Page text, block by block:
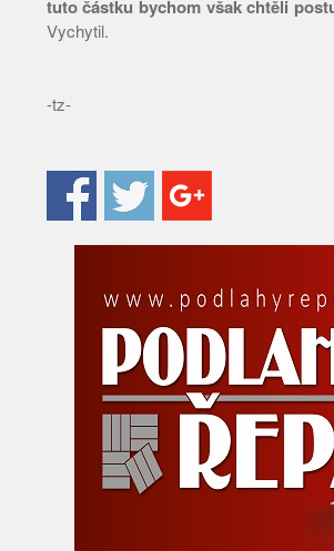
tuto částku bychom však chtěli
Vychytil.
-tz-